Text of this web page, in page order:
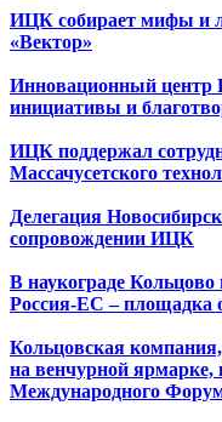
ИЦК собирает мифы и
«Вектор»
Инновационный центр
инициативы и
ИЦК поддержал
Массачусетского
Делегация
сопровождении ИЦК
В наукограде Кольцово
Россия-ЕС – площадка
Кольцовская
на венчурной
Международного